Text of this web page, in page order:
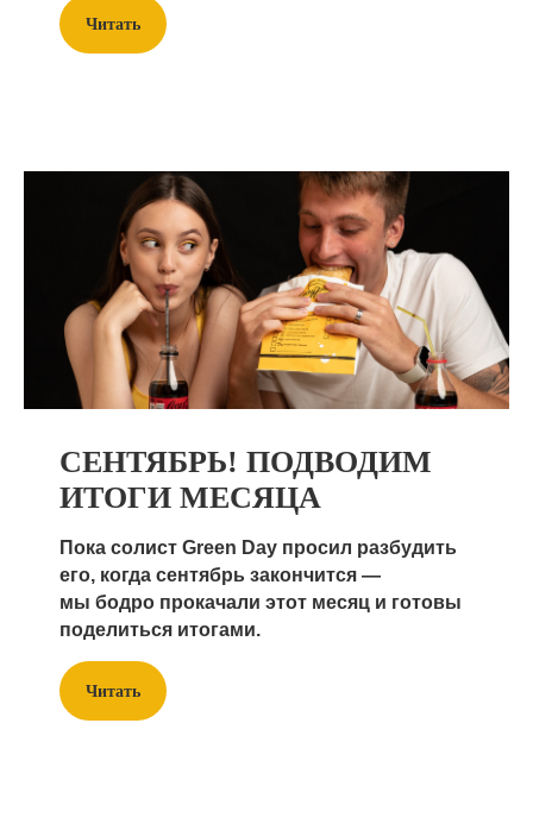
Читать
СЕНТЯБРЬ! ПОДВОДИМ
ИТОГИ МЕСЯЦА
Пока солист Green Day просил разбудить
его, когда сентябрь закончится —
мы бодро прокачали этот месяц и готовы
поделиться итогами.
Читать